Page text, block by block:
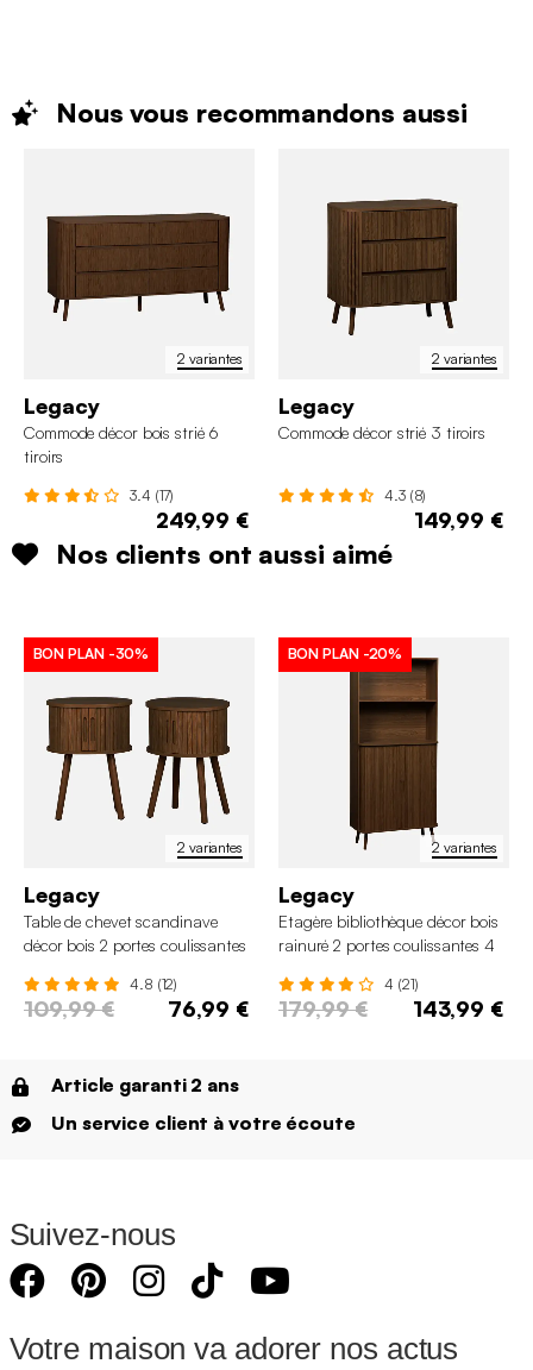
Nous vous recommandons aussi
2 variantes
Legacy
Commode décor bois strié 6
tiroirs
3.4 (17)
249,99 €
2 variantes
Legacy
Commode décor strié 3 tiroirs
4.3 (8)
149,99 €
Nos clients ont aussi aimé
2 variantes
BON PLAN -30%
Legacy
Table de chevet scandinave
décor bois 2 portes coulissantes
4.8 (12)
109,99 € 76,99 €
2 variantes
BON PLAN -20%
Legacy
Etagère bibliothèque décor bois
rainuré 2 portes coulissantes 4
4 (21)
179,99 € 143,99 €
Article garanti 2 ans
Un service client à votre écoute
Suivez-nous
Votre maison va adorer nos actus